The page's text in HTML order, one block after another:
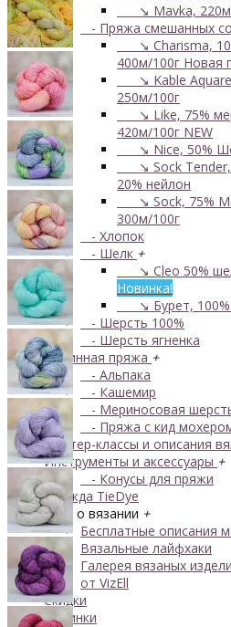
↘ Mavka,
- Пряжа смешанных
↘ Charisma,
400м/100г Новая
↘ Kable
250м/100г
↘ Like, 75%
420м/100г NEW
↘ Nice, 50%
↘ Sock Tender,
20% нейлон
↘ Sock, 75%
300м/100г
- Хлопок
- Шелк +
↘ Cleo 50%
Новинка!
↘ Бурет, 100%
- Шерсть 100%
- Шерсть ягненка
Бобинная пряжа +
- Альпака
- Кашемир
- Мериносовая
- Пряжа с кид
Мастер-классы и описания
Инструменты и аксессуары +
- Конусы для пряжи
Одежда TieDye
Блог о вязании +
Бесплатные описания
Вязальные лайфхаки
Галерея вязаных
от VizEll
Скидки
Новинки